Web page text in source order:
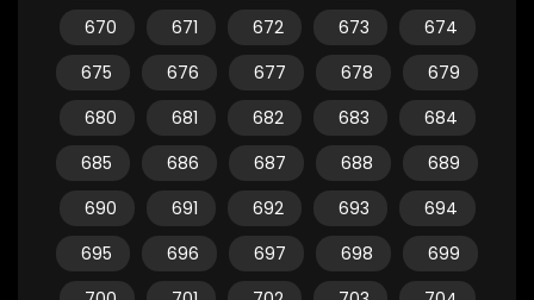
670
671 672 673
674
675
676 677 678
679
680
681 682 683
684
685
686 687 688
689
690
691 692 693
694
695
696 697 698
699